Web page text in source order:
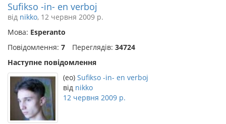
Sufikso -in- en verboj
від nikko, 12 червня 2009 р.
Мова: Esperanto
Повідомлення: 7 Переглядів: 34724
Наступне повідомлення
(eo) Sufikso -in- en verboj
від nikko
12 червня 2009 р.